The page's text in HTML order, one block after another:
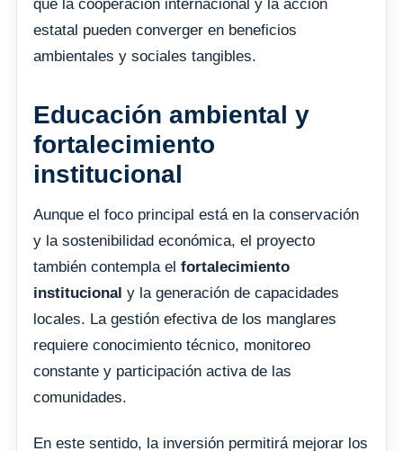
que la cooperación internacional y la acción
estatal pueden converger en beneficios
ambientales y sociales tangibles.
Educación ambiental y
fortalecimiento
institucional
Aunque el foco principal está en la conservación
y la sostenibilidad económica, el proyecto
también contempla el fortalecimiento
institucional y la generación de capacidades
locales. La gestión efectiva de los manglares
requiere conocimiento técnico, monitoreo
constante y participación activa de las
comunidades.
En este sentido, la inversión permitirá mejorar los